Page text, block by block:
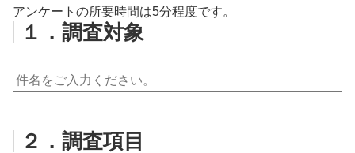
アンケートの所要時間は5分程度です。
１．調査対象
２．調査項目